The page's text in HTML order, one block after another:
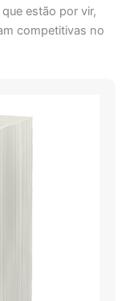
estão por vir,
competitivas no